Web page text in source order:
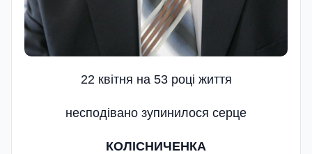
22 квітня на 53 році життя
несподівано зупинилося серце
КОЛІСНИЧЕНКА